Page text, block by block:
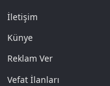
İletişim
Künye
Reklam Ver
Vefat İlanları